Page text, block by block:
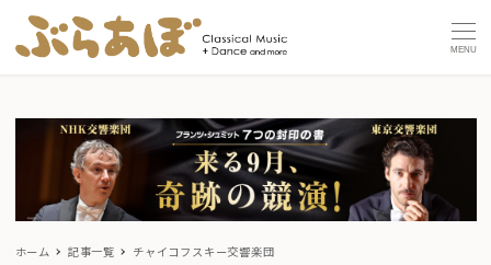
MENU
ホーム 記事一覧 チャイコフスキー交響楽団